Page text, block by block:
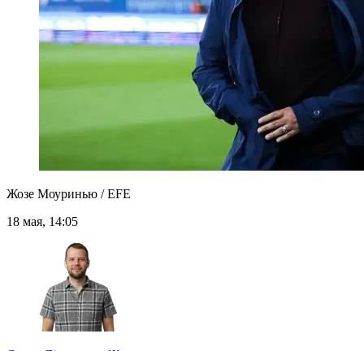
Жозе Моуринью / EFE
18 мая, 14:05